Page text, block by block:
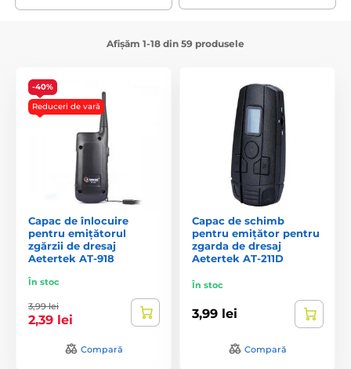
Afișăm 1-18 din 59 produsele
-40%
Reduceri de vară
Capac de înlocuire
pentru emițătorul
zgărzii de dresaj
Aetertek AT-918
În stoc
3,99 lei
2,39 lei
Compară
Capac de schimb
pentru emițător pentru
zgarda de dresaj
Aetertek AT-211D
În stoc
3,99 lei
Compară